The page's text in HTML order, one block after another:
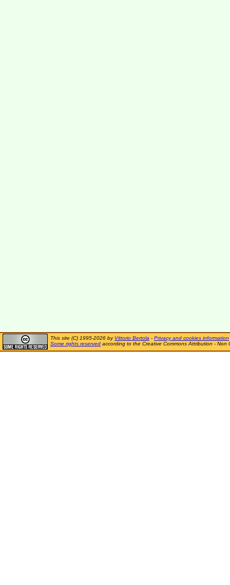
This site (C) 1995-2026 by Vittorio Bertola - Privacy and cookies information
Some rights reserved according to the Creative Commons Attribution - Non